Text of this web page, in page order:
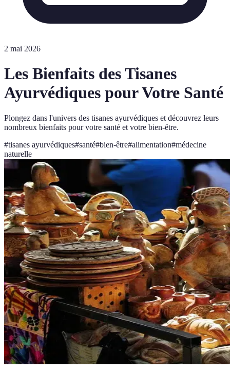
2 mai 2026
Les Bienfaits des Tisanes
Ayurvédiques pour Votre Santé
Plongez dans l'univers des tisanes ayurvédiques et découvrez leurs
nombreux bienfaits pour votre santé et votre bien-être.
#tisanes ayurvédiques#santé#bien-être#alimentation#médecine
naturelle